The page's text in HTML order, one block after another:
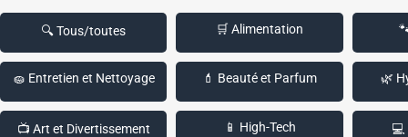
🔍 Tous/toutes 🛒 Alimentation
🧽 Entretien et Nettoyage 💄 Beauté et Parfum 🌿
📺 Art et Divertissement 📱 High-Tech 💻